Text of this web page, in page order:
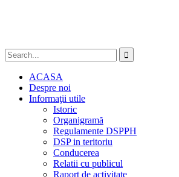
ACASA
Despre noi
Informaţii utile
Istoric
Organigramă
Regulamente DSPPH
DSP in teritoriu
Conducerea
Relatii cu publicul
Raport de activitate